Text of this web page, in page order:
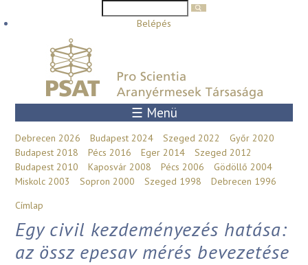
Ugrás a tartalomra
Belépés
☰ Menü
Debrecen 2026 Budapest 2024 Szeged 2022
Győr 2020
Budapest 2018
Pécs 2016 Eger 2014
Szeged 2012
Budapest 2010
Kaposvár 2008 Pécs 2006
Gödöllő 2004
Miskolc 2003
Sopron 2000 Szeged 1998 Debrecen 1996
Jelenlegi hely
Címlap
Egy civil kezdeményezés hatása:
az össz epesav mérés bevezetése